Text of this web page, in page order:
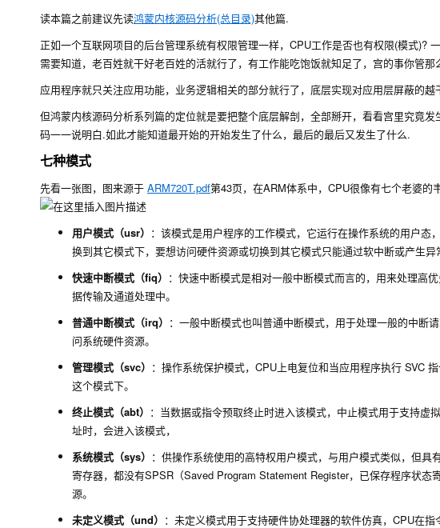
读本篇之前建议先读鸿蒙内核源码分析(总目录)其他篇.
正如一个互联网项目的后台管理系统有权限管理一样，CPU工作是否也有权限(模式)?
需要知道，老百姓就干好老百姓的活就行了，有工作能吃饱饭就知足了，宫的事你管那
应用程序就只关注应用功能，业务逻辑相关的部分就行了，底层实现对应用层屏蔽的
但鸿蒙内核源码分析系列篇的定位就是要把整个底层解剖，全部掰开，看看宫里究竟
码一一说明白.如此才能知道最开始的开始发生了什么，最后的最后又发生了什么.
七种模式
先看一张图，图来源于 ARM720T.pdf第43页，在ARM体系中，CPU很像有七个老婆的
用户模式（usr） ：该模式是用户程序的工作模式，它运行在操作系统的用户
换到其它模式下，要想访问硬件资源或切换到其它模式只能通过软中断或产生异
快速中断模式（fiq） ：快速中断模式是相对一般中断模式而言的，用来处理高
据传输及通道处理中。
普通中断模式（irq） ：一般中断模式也叫普通中断模式，用于处理一般的中断
问系统硬件资源。
管理模式（svc） ：操作系统保护模式，CPU上电复位和当应用程序执行 SVC
这个模式下。
终止模式（abt） ：当数据或指令预取终止时进入该模式，中止模式用于支持
址时，会进入该模式，
系统模式（sys） ：供操作系统使用的高特权用户模式，与用户模式类似，但
寄存器，都没有SPSR（Saved Program Statement Register，已保存程序状
源。
未定义模式（und） ：未定义模式用于支持硬件协处理器的软件仿真，CPU在